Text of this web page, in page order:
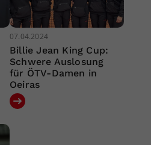
07.04.2024
Billie Jean King Cup:
Schwere Auslosung
für ÖTV-Damen in
Oeiras